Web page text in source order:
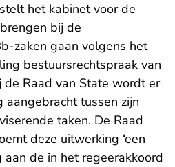
het kabinet voor de
bij de
zaken gaan volgens het
bestuursrechtspraak van
de Raad van State wordt er
aangebracht tussen zijn
taken. De Raad
deze uitwerking ‘een
de in het regeerakkoord